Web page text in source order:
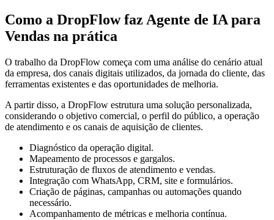
Como a DropFlow faz Agente de IA para
Vendas na prática
O trabalho da DropFlow começa com uma análise do cenário atual
da empresa, dos canais digitais utilizados, da jornada do cliente, das
ferramentas existentes e das oportunidades de melhoria.
A partir disso, a DropFlow estrutura uma solução personalizada,
considerando o objetivo comercial, o perfil do público, a operação
de atendimento e os canais de aquisição de clientes.
Diagnóstico da operação digital.
Mapeamento de processos e gargalos.
Estruturação de fluxos de atendimento e vendas.
Integração com WhatsApp, CRM, site e formulários.
Criação de páginas, campanhas ou automações quando
necessário.
Acompanhamento de métricas e melhoria contínua.